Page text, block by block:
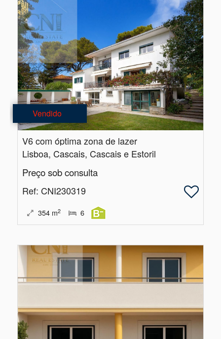
Vendido
V6 com óptima zona de lazer
Lisboa, Cascais, Cascais e Estoril
Preço sob consulta
Ref: CNI230319
354 m2 6